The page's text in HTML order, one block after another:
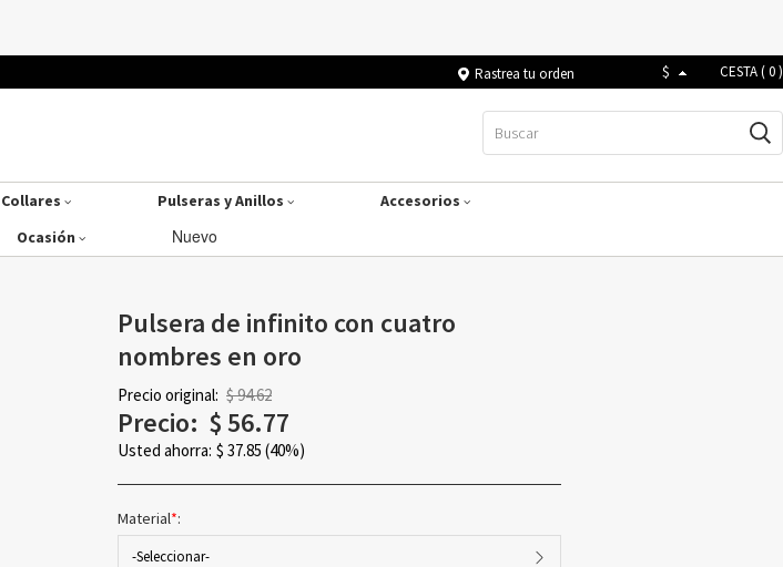
Rastrea tu orden $ CESTA (0)
Collares Pulseras y Anillos
Accesorios
Ocasión Nuevo
Pulsera de infinito con cuatro
nombres en oro
Precio original: $ 94.62
Precio: $56.77
Usted ahorra: $ 37.85 (40%)
Material*:
-Seleccionar-